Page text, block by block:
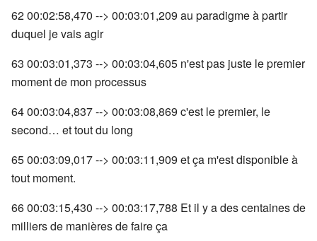
62 00:02:58,470 --> 00:03:01,209 au paradigme à partir
duquel je vais agir
63 00:03:01,373 --> 00:03:04,605 n'est pas juste le premier
moment de mon processus
64 00:03:04,837 --> 00:03:08,869 c'est le premier, le
second… et tout du long
65 00:03:09,017 --> 00:03:11,909 et ça m'est disponible à
tout moment.
66 00:03:15,430 --> 00:03:17,788 Et il y a des centaines de
milliers de manières de faire ça